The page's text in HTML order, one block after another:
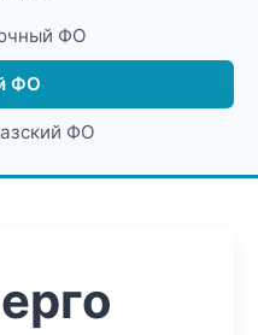
ФО
ФО
ФО